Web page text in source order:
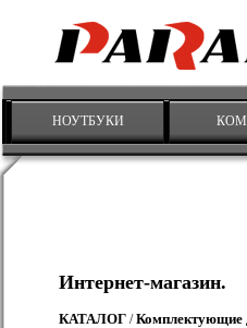
НОУТБУКИ
Интернет-магазин.
КАТАЛОГ /Комплектующие